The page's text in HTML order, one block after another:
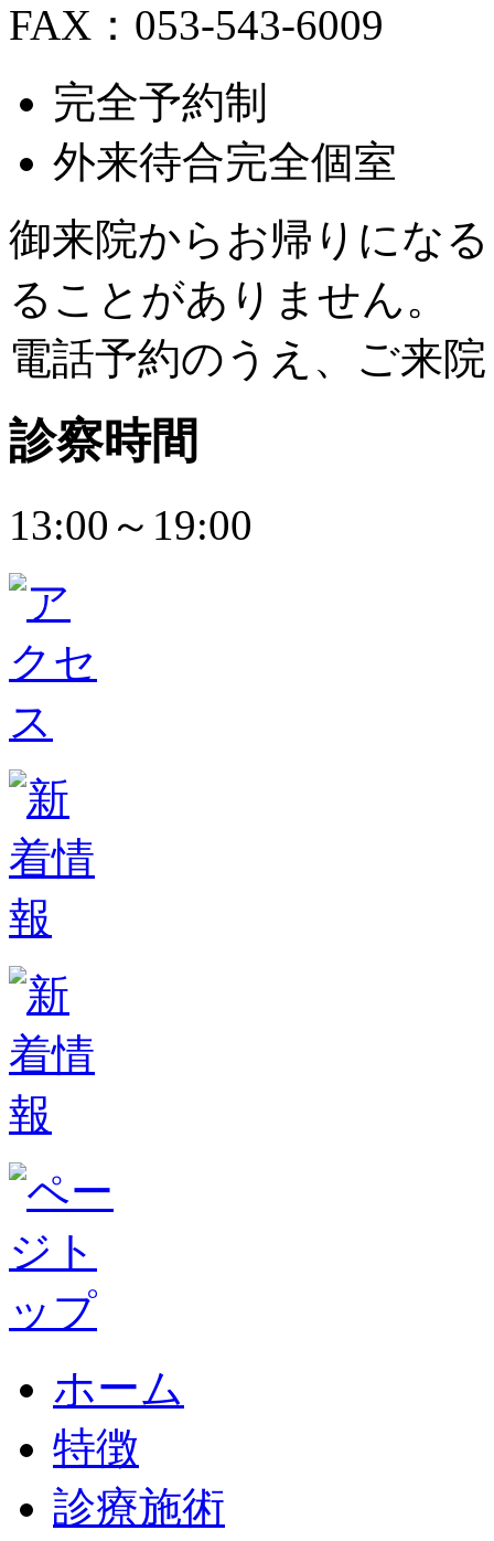
FAX：053-543-6009
完全予約制
外来待合完全個室
御来院からお帰りにな
ることがありません。
電話予約のうえ、ご来
診察時間
13:00～19:00
ホーム
特徴
診療施術